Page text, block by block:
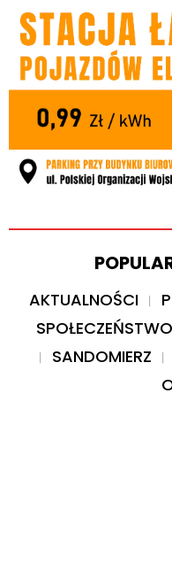
AKTUALNOŚCI
SPOŁECZEŃSTWO
SANDOMIERZ